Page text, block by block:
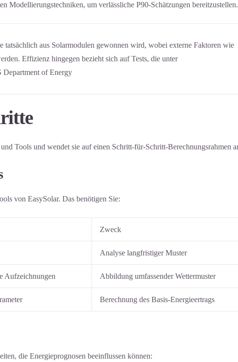
Modellierungstechniken, um verlässliche P90-Schätzungen bereitzustellen.
tatsächlich aus Solarmodulen gewonnen wird, wobei externe Faktoren wie
Effizienz hingegen bezieht sich auf Tests, die unter
Department of Energy
Tools und wendet sie auf einen Schritt-für-Schritt-Berechnungsrahmen
von EasySolar. Das benötigen Sie:
Zweck
Analyse langfristiger Muster
Aufzeichnungen Abbildung umfassender Wettermuster
Berechnung des Basis-Energieertrags
die Energieprognosen beeinflussen können: